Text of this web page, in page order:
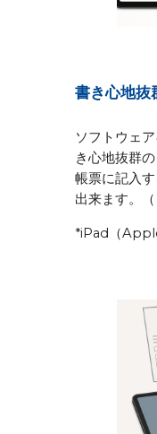
書き心地抜
ソフトウェ
き心地抜群
帳票に記入
出来ます。（
*iPad（